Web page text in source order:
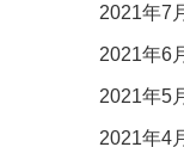
2021年7
2021年6
2021年5
2021年4